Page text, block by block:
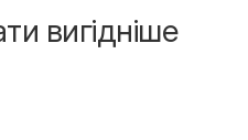
вигідніше